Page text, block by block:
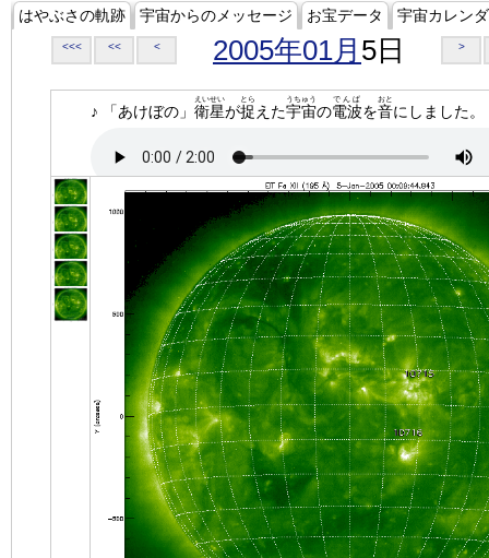
はやぶさの軌跡 宇宙からのメッセージ お宝データ 宇宙カレン
<<< << < 2005年01月 5日 >
♪ 「あけぼの」 衛星
えいせい
が捉
とら
えた宇宙
うちゅう
の電波
でんぱ
を音
おと
にしました。